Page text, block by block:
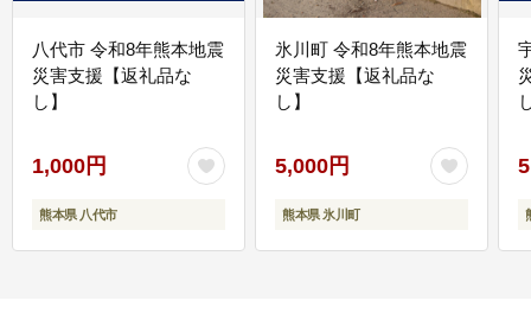
八代市 令和8年熊本地震
災害支援【返礼品な
し】
1,000円
熊本県 八代市
氷川町 令和8年熊本地震
災害支援【返礼品な
し】
5,000円
熊本県 氷川町